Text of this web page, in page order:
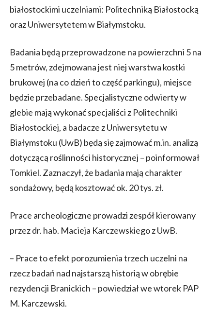
białostockimi uczelniami: Politechniką Białostocką
oraz Uniwersytetem w Białymstoku.
Badania będą przeprowadzone na powierzchni 5 na
5 metrów, zdejmowana jest niej warstwa kostki
brukowej (na co dzień to część parkingu), miejsce
będzie przebadane. Specjalistyczne odwierty w
glebie mają wykonać specjaliści z Politechniki
Białostockiej, a badacze z Uniwersytetu w
Białymstoku (UwB) będą się zajmować m.in. analizą
dotyczącą roślinności historycznej – poinformował
Tomkiel. Zaznaczył, że badania mają charakter
sondażowy, będą kosztować ok. 20 tys. zł.
Prace archeologiczne prowadzi zespół kierowany
przez dr. hab. Macieja Karczewskiego z UwB.
– Prace to efekt porozumienia trzech uczelni na
rzecz badań nad najstarszą historią w obrębie
rezydencji Branickich – powiedział we wtorek PAP
M. Karczewski.